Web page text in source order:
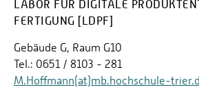
LABOR FÜR DIGITALE
FERTIGUNG [LDPF]
Gebäude G, Raum G10
Tel.: 0651 / 8103 - 281
M.Hoffmann(at)mb.hochschule-